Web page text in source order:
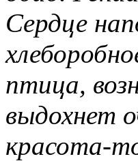
Сердце
птица,
выдохнет
красота-